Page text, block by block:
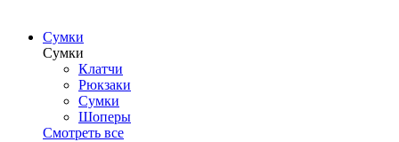
Сумки
Сумки
Клатчи
Рюкзаки
Сумки
Шоперы
Смотреть все